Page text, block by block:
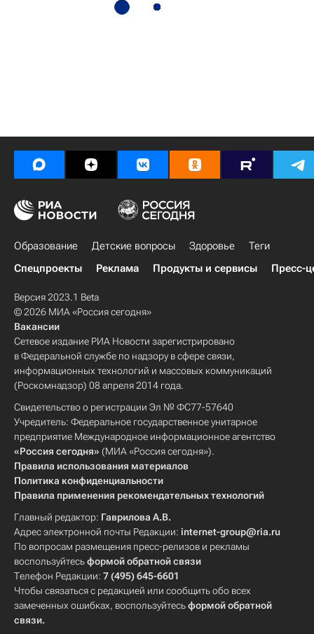
Образование Детские вопросы Здоровье
Теги
Спецпроекты
Реклама Продукты и сервисы Пресс-
Версия 2023.1 Beta
© 2026 МИА «Россия сегодня»
Вакансии
Сетевое издание РИА Новости зарегистрировано
в Федеральной службе по надзору в сфере связи,
информационных технологий и массовых коммуникаций
(Роскомнадзор) 08 апреля 2014 года.
Свидетельство о регистрации Эл № ФС77-57640
Учредитель: Федеральное государственное унитарное
предприятие Международное информационное агентство
«Россия сегодня» (МИА «Россия сегодня»).
Правила использования материалов
Политика конфиденциальности
Правила применения рекомендательных технологий
Главный редактор: Гаврилова А.В.
Адрес электронной почты Редакции: internet-group@ria.ru
По вопросам размещения пресс-релизов и рекламы
воспользуйтесьформой обратной связи
Телефон Редакции: 7 (495) 645-6601
Чтобы связаться с редакцией или сообщить обо всех
замеченных ошибках, воспользуйтесьформой обратной
связи.